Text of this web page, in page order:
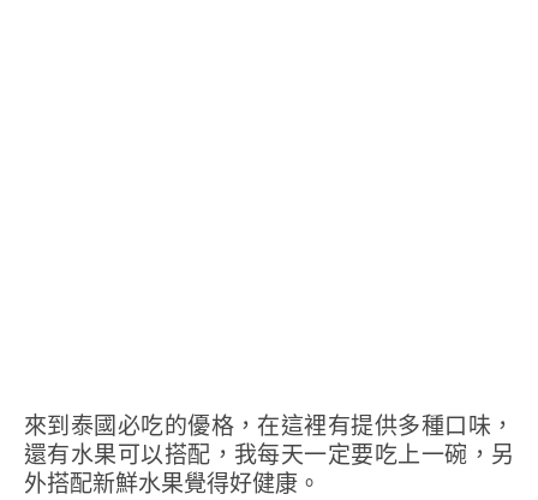
來到泰國必吃的優格，在這裡有提供多種口味，
還有水果可以搭配，我每天一定要吃上一碗，另
外搭配新鮮水果覺得好健康。